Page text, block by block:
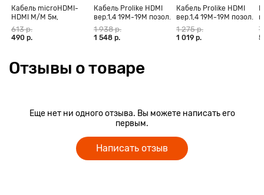
Кабель microHDMI-
HDMI M/M 5м,
позолоченные
контакты Blister box
613 р.
490 р.
Кабель Prolike HDMI
вер.1,4 19М-19М позол.
конт., ферритовые
кольца, 30 м
1 938 р.
1 548 р.
Кабель Prolike HDMI
вер.1,4 19М-19М позол.
конт., ферритовые
кольца, 20 м
1 275 р.
1 019 р.
Отзывы о товаре
Еще нет ни одного отзыва. Вы можете написать его
первым.
Написать отзыв